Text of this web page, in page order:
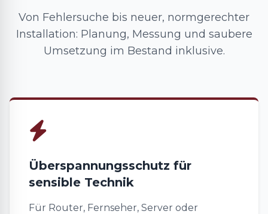
Von Fehlersuche bis neuer, normgerechter
Installation: Planung, Messung und saubere
Umsetzung im Bestand inklusive.
Überspannungsschutz für
sensible Technik
Für Router, Fernseher, Server oder